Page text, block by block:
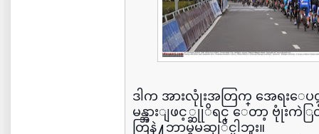
ဒါက အားလုုံးအတြက္ အေရးေ
မန္အားျဖင့္ဆုုိရင္ ေတာ့ ဗုုံးကဲ
တြနဲ႔ဘာမွမဆုုိင္ပါဘူး။